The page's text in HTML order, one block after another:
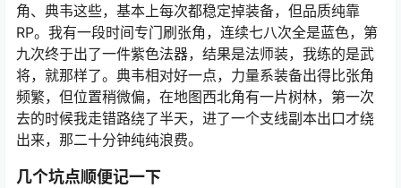
角、典韦这些，基本上每次都稳定掉装备，但品质纯靠
RP。我有一段时间专门刷张角，连续七八次全是蓝色，第
九次终于出了一件紫色法器，结果是法师装，我练的是武
将，就那样了。典韦相对好一点，力量系装备出得比张角
频繁，但位置稍微偏，在地图西北角有一片树林，第一次
去的时候我走错路绕了半天，进了一个支线副本出口才绕
出来，那二十分钟纯纯浪费。
几个坑点顺便记一下